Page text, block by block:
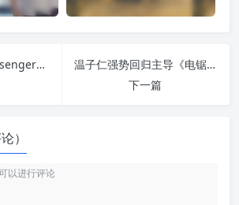
ITV惊悚新剧《Passenger》首曝剧照！《逃出绝命村》女星调查小镇谜案
温子仁强势回归主导《电锯惊魂10》！拼图杀人魔 本尊睽违6年现身锁定诈骗集团
下一篇
）